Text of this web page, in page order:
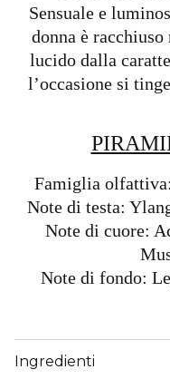
Sensuale e
donna è
lucido dalla
l’occasione si
Famiglia
Note di testa:
Note di cuore:
Note di fondo:
Ingredienti